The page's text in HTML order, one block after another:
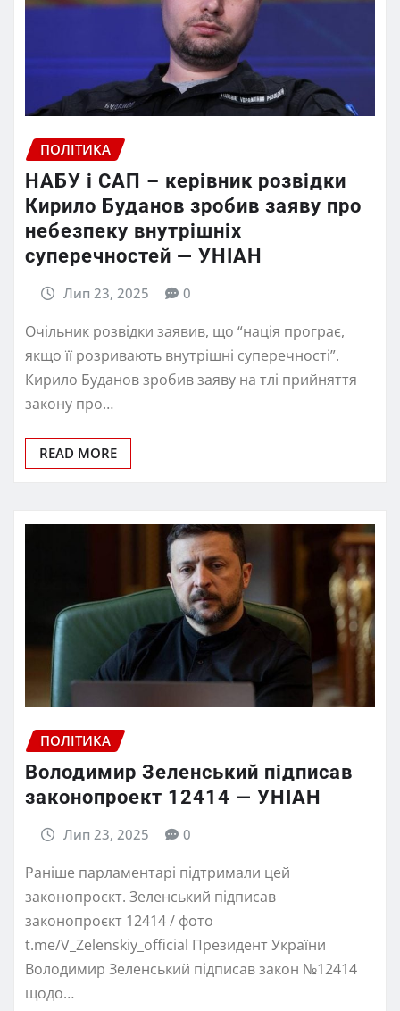
ПОЛІТИКА
НАБУ і САП – керівник розвідки
Кирило Буданов зробив заяву про
небезпеку внутрішніх
суперечностей — УНІАН
Лип 23, 2025 0
Очільник розвідки заявив, що “нація програє,
якщо її розривають внутрішні суперечності”.
Кирило Буданов зробив заяву на тлі прийняття
закону про…
READ MORE
ПОЛІТИКА
Володимир Зеленський підписав
законопроект 12414 — УНІАН
Лип 23, 2025 0
Раніше парламентарі підтримали цей
законопроєкт. Зеленський підписав
законопроєкт 12414 / фото
t.me/V_Zelenskiy_official Президент України
Володимир Зеленський підписав закон №12414
щодо…